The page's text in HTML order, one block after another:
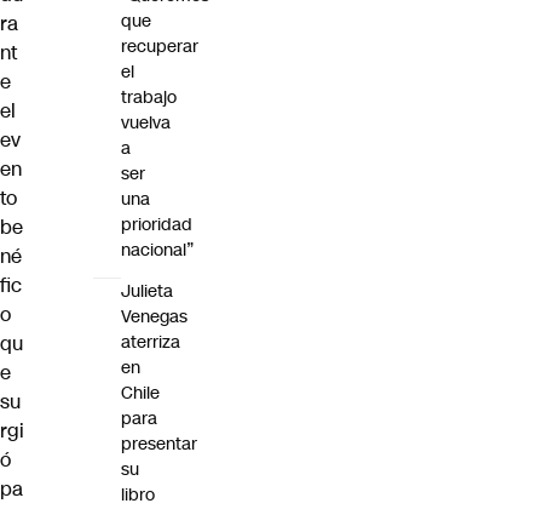
ra
nt
e
el
ev
en
to
be
né
fic
o
qu
e
su
rgi
ó
pa
que
recuperar
el
trabajo
vuelva
a
ser
una
prioridad
nacional”
Julieta
Venegas
aterriza
en
Chile
para
presentar
su
libro